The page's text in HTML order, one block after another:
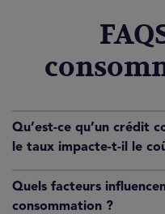
Qu’est-ce qu’un crédit
le taux impacte-t-il le
Quels facteurs
consommation ?